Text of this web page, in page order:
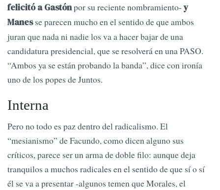
felicitó a Gastónpor su reciente nombramiento-y
Manesse parecen mucho en el sentido de que ambos
juran que nada ni nadie los va a hacer bajar de una
candidatura presidencial, que se resolverá en una PASO.
“Ambos ya se están probando la banda”, dice con ironía
uno de los popes de Juntos.
Interna
Pero no todo es paz dentro del radicalismo. El
“mesianismo” de Facundo, como dicen alguno sus
críticos, parece ser un arma de doble filo: aunque deja
tranquilos a muchos radicales en el sentido de que sí o sí
él se va a presentar -algunos temen que Morales, el